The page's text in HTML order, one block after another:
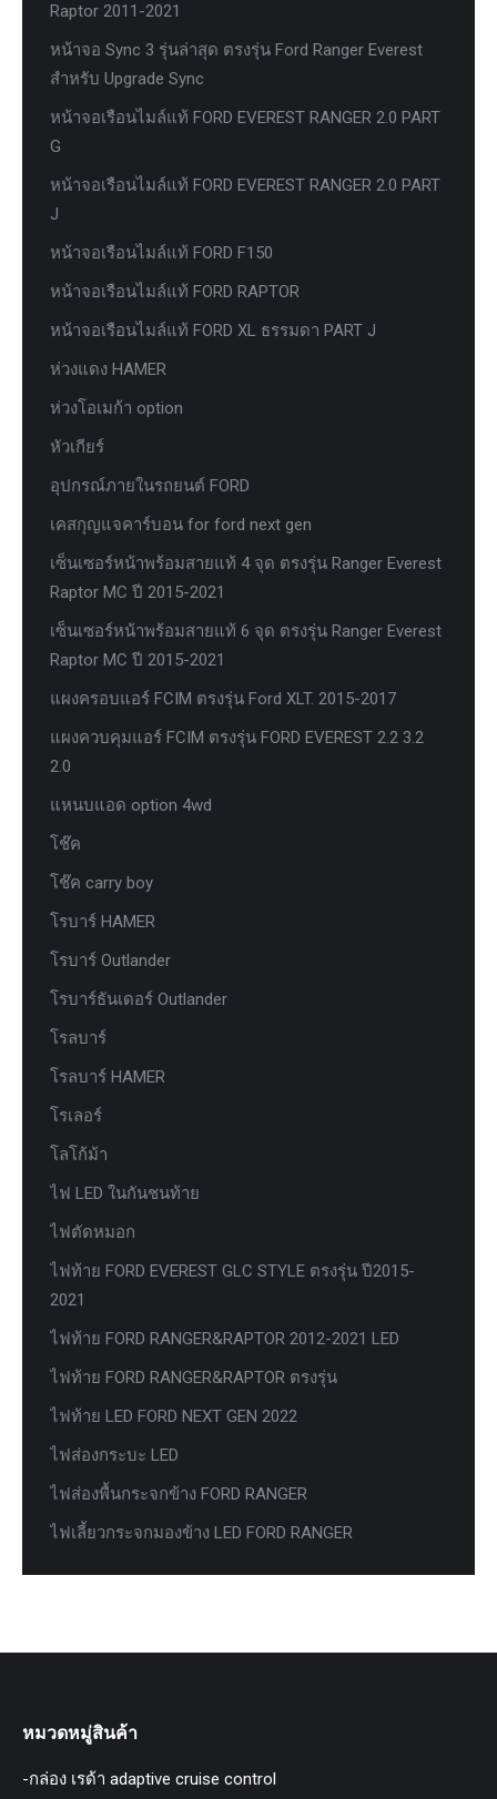
Raptor 2011-2021
หน้าจอ Sync 3 รุ่นล่าสุด ตรงรุ่น Ford Ranger Everest
สำหรับ Upgrade Sync
หน้าจอเรือนไมล์แท้ FORD EVEREST RANGER 2.0 PART
G
หน้าจอเรือนไมล์แท้ FORD EVEREST RANGER 2.0 PART
J
หน้าจอเรือนไมล์แท้ FORD F150
หน้าจอเรือนไมล์แท้ FORD RAPTOR
หน้าจอเรือนไมล์แท้ FORD XL ธรรมดา PART J
ห่วงแดง HAMER
ห่วงโอเมก้า option
หัวเกียร์
อุปกรณ์ภายในรถยนต์ FORD
เคสกุญแจคาร์บอน for ford next gen
เซ็นเซอร์หน้าพร้อมสายแท้ 4 จุด ตรงรุ่น Ranger Everest
Raptor MC ปี 2015-2021
เซ็นเซอร์หน้าพร้อมสายแท้ 6 จุด ตรงรุ่น Ranger Everest
Raptor MC ปี 2015-2021
แผงครอบแอร์ FCIM ตรงรุ่น Ford XLT. 2015-2017
แผงควบคุมแอร์ FCIM ตรงรุ่น FORD EVEREST 2.2 3.2
2.0
แหนบแอด option 4wd
โช๊ค
โช๊ค carry boy
โรบาร์ HAMER
โรบาร์ Outlander
โรบาร์ธันเดอร์ Outlander
โรลบาร์
โรลบาร์ HAMER
โรเลอร์
โลโก้ม้า
ไฟ LED ในกันชนท้าย
ไฟตัดหมอก
ไฟท้าย FORD EVEREST GLC STYLE ตรงรุ่น ปี2015-
2021
ไฟท้าย FORD RANGER&RAPTOR 2012-2021 LED
ไฟท้าย FORD RANGER&RAPTOR ตรงรุ่น
ไฟท้าย LED FORD NEXT GEN 2022
ไฟส่องกระบะ LED
ไฟส่องพื้นกระจกข้าง FORD RANGER
ไฟเลี้ยวกระจกมองข้าง LED FORD RANGER
หมวดหมู่สินค้า
-กล่อง เรด้า adaptive cruise control